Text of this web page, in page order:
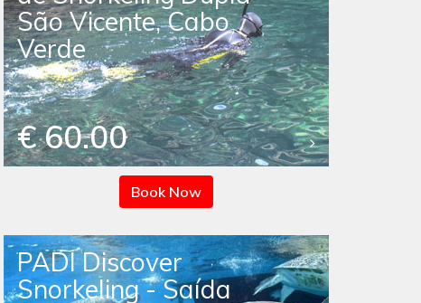
São Vicente, Cabo
Verde
€ 60.00
Book Now
PADI Discover
Snorkeling - Saída